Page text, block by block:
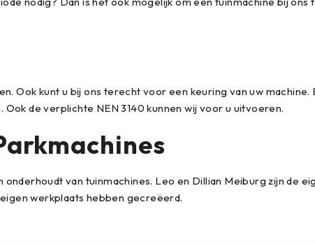
Ook kunt u bij ons terecht voor een keuring van uw
de verplichte NEN 3140 kunnen wij voor u uitvoeren.
van tuinmachines. Leo en Dillian Meiburg zijn de
werkplaats hebben gecreëerd.